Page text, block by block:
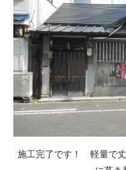
施工完了です！ 軽量で丈